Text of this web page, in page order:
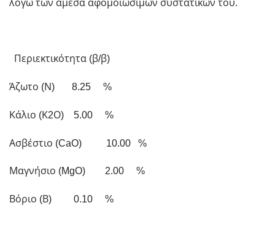
λόγω των άμεσα αφομοιώσιμων συστατικών του.
Περιεκτικότητα (β/β)
Άζωτο (Ν) 8.25 %
Κάλιο (Κ2Ο) 5.00 %
Ασβέστιο (CaO) 10.00 %
Μαγνήσιο (MgO) 2.00 %
Βόριο (Β) 0.10 %